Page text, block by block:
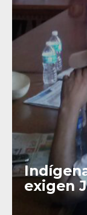
exigen